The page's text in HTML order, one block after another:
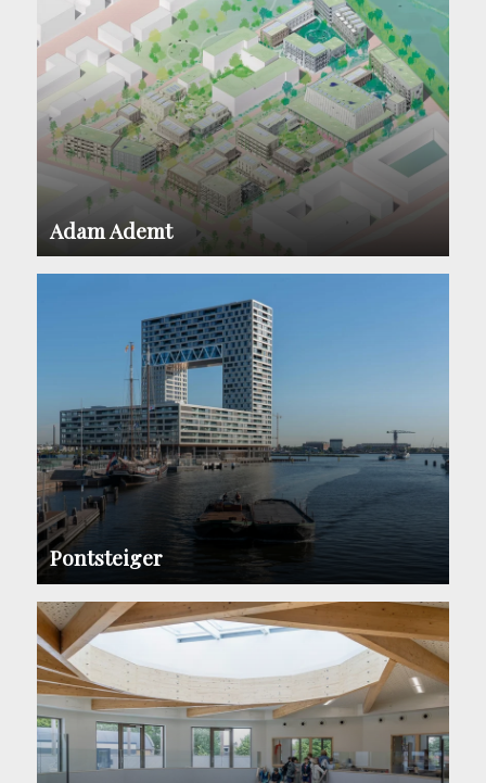
Adam Ademt
Pontsteiger